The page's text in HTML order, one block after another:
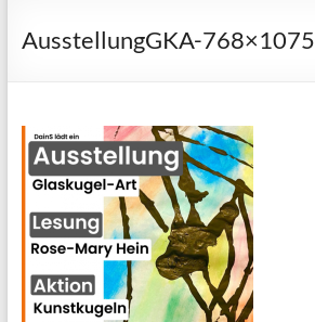
AusstellungGKA-768×1075